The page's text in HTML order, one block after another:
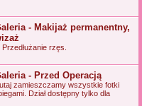
- Makijaż permanentny,
rzęs.
- Przed Operacją
zamieszczamy wszystkie fotki
Dział dostępny tylko dla